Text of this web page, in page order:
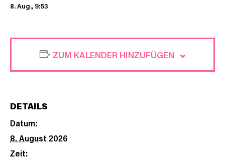
8. Aug., 9:53
ZUM KALENDER HINZUFÜGEN
DETAILS
Datum:
8. August 2026
Zeit: